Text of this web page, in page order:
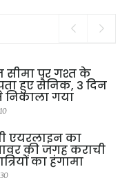
सीमा पर गश्त के
हुए सैनिक, 3 दिन
निकाला गया
एयरलाइन का
की जगह कराची
का हंगामा